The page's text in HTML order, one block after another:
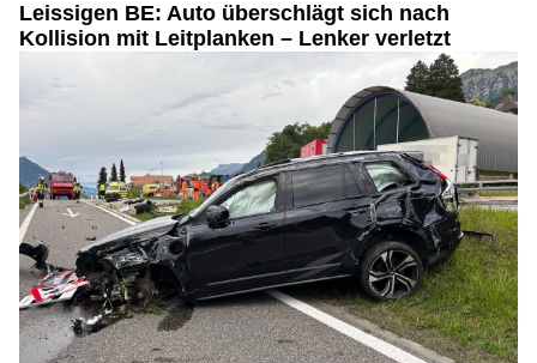
Leissigen BE: Auto überschlägt sich nach
Kollision mit Leitplanken – Lenker verletzt